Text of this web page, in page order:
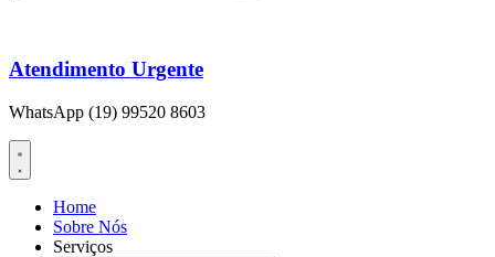
Atendimento Urgente
WhatsApp (19) 99520 8603
Home
Sobre Nós
Serviços